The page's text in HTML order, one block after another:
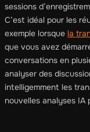
sessions
C’est idéal pour les
exemple lorsque la
que vous avez
conversations en
analyser des
intelligemment les
nouvelles analyses IA